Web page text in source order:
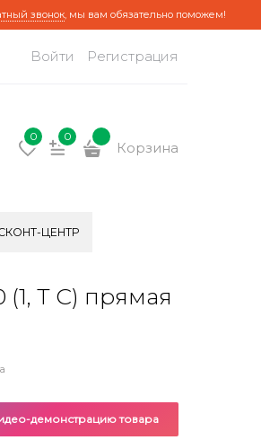
звонок, мы вам обязательно поможем!
Войти Регистрация
0 0
Корзина
ЦЕНТР
Т С) прямая
демонстрацию товара